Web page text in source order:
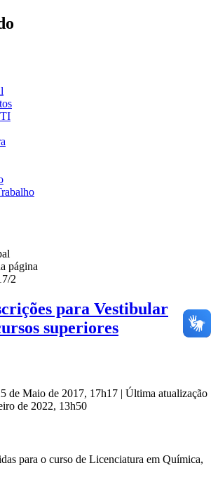
página
2
para Vestibular
superiores
de Maio de 2017, 17h17 | Última atualização
de 2022, 13h50
para o curso de Licenciatura em Química,